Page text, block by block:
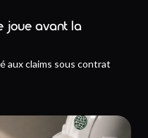
joue avant la
aux claims sous contrat